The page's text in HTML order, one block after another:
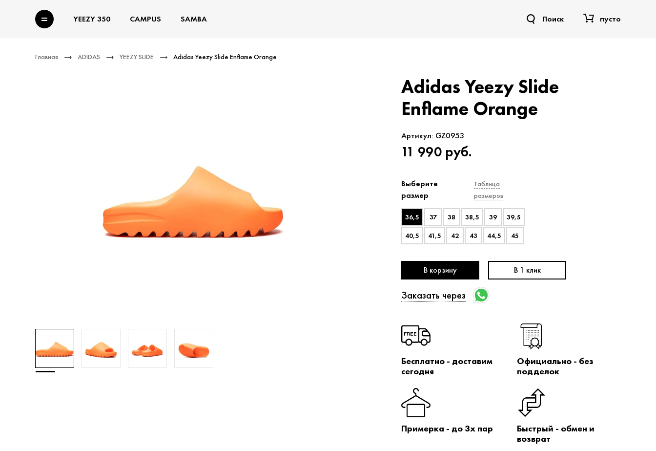
YEEZY 350 CAMPUS SAMBA Поиск пусто
Главная ADIDAS YEEZY SLIDE Adidas Yeezy Slide Enflame Orange
Adidas Yeezy Slide
Enflame Orange
Артикул: GZ0953
11 990 руб.
Выберите
размер
Таблица
размеров
36,5 37 38 38,5 39 39,5
40,5 41,5 42 43 44,5 45
В корзину В 1 клик
Заказать через
Бесплатно - доставим
сегодня
Официально - без
подделок
Примерка - до 3х пар
Быстрый - обмен и
возврат